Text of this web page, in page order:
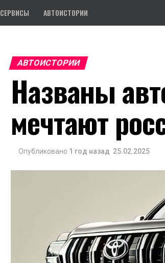
СЕРВИСЫ АВТОИСТОРИИ
АВТОИСТОРИИ
Названы
мечтают
Опубликовано 1 год назад 25.02.2025